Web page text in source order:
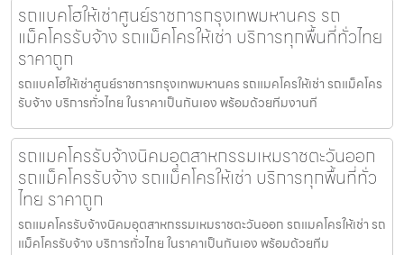
รถแบคโฮให้เช่าศูนย์ราชการกรุงเทพมหานคร รถ
แม็คโครรับจ้าง รถแม็คโครให้เช่า บริการทุกพื้นที่ทั่วไทย
ราคาถูก
รถแบคโฮให้เช่าศูนย์ราชการกรุงเทพมหานคร รถแมคโครให้เช่า รถแม็คโคร
รับจ้าง บริการทั่วไทย ในราคาเป็นกันเอง พร้อมด้วยทีมงานที
รถแมคโครรับจ้างนิคมอุตสาหกรรมเหมราชตะวันออก
รถแม็คโครรับจ้าง รถแม็คโครให้เช่า บริการทุกพื้นที่ทั่ว
ไทย ราคาถูก
รถแมคโครรับจ้างนิคมอุตสาหกรรมเหมราชตะวันออก รถแมคโครให้เช่า รถ
แม็คโครรับจ้าง บริการทั่วไทย ในราคาเป็นกันเอง พร้อมด้วยทีม